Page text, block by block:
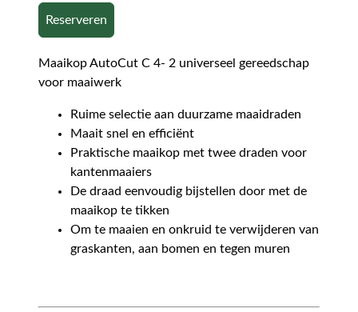
Reserveren
Maaikop AutoCut C 4- 2 universeel gereedschap
voor maaiwerk
Ruime selectie aan duurzame maaidraden
Maait snel en efficiënt
Praktische maaikop met twee draden voor
kantenmaaiers
De draad eenvoudig bijstellen door met de
maaikop te tikken
Om te maaien en onkruid te verwijderen van
graskanten, aan bomen en tegen muren